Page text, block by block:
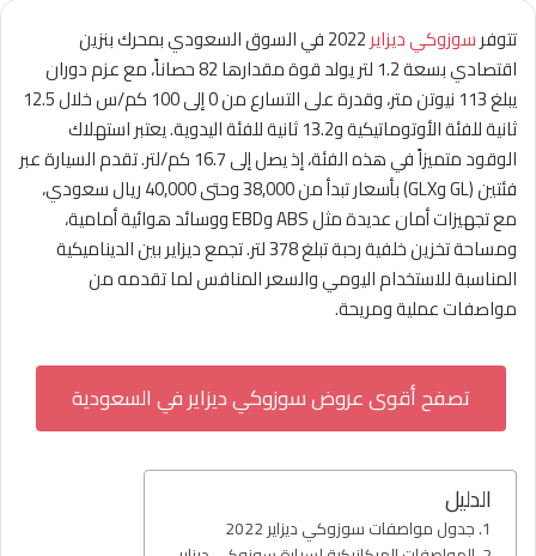
تتوفرسوزوكي ديزاير
2022 في السوق السعودي بمحرك بنزين
اقتصادي بسعة 1.2 لتر يولد قوة مقدارها 82 حصاناً، مع عزم دوران
يبلغ 113 نيوتن متر، وقدرة على التسارع من 0 إلى 100 كم/س خلال 12.5
ثانية للفئة الأوتوماتيكية و13.2 ثانية للفئة اليدوية. يعتبر استهلاك
الوقود متميزاً في هذه الفئة، إذ يصل إلى 16.7 كم/لتر. تقدم السيارة عبر
فئتين (GL وGLX) بأسعار تبدأ من 38,000 وحتى 40,000 ريال سعودي،
مع تجهيزات أمان عديدة مثل ABS وEBD ووسائد هوائية أمامية،
ومساحة تخزين خلفية رحبة تبلغ 378 لتر. تجمع ديزاير بين الديناميكية
المناسبة للاستخدام اليومي والسعر المنافس لما تقدمه من
مواصفات عملية ومريحة.
تصفح أقوى عروض سوزوكي ديزاير في السعودية
الدليل
جدول مواصفات سوزوكي ديزاير 2022